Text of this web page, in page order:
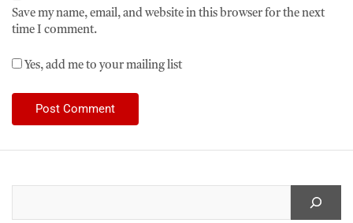
Save my name, email, and website in this browser for the next
time I comment.
Yes, add me to your mailing list